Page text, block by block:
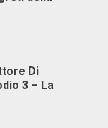
Di
3 – La